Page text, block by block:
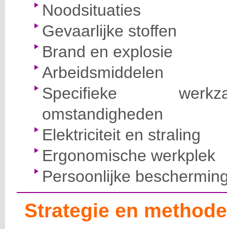
Noodsituaties
Gevaarlijke stoffen
Brand en explosie
Arbeidsmiddelen
Specifieke
omstandigheden
Elektriciteit en straling
Ergonomische werkplek
Persoonlijke
Strategie en